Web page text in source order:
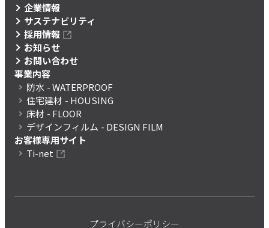
企業情報
サステナビリティ
採用情報
お知らせ
お問い合わせ
事業内容
防水 - WATERPROOF
住宅建材 - HOUSING
床材 - FLOOR
デザインフィルム - DESIGN FILM
お客様専用サイト
Ti-net
プライバシーポリシー